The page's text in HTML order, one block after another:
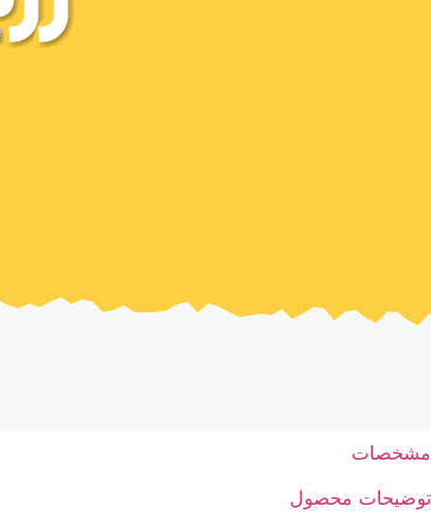
مشخصات
توضیحات محصول